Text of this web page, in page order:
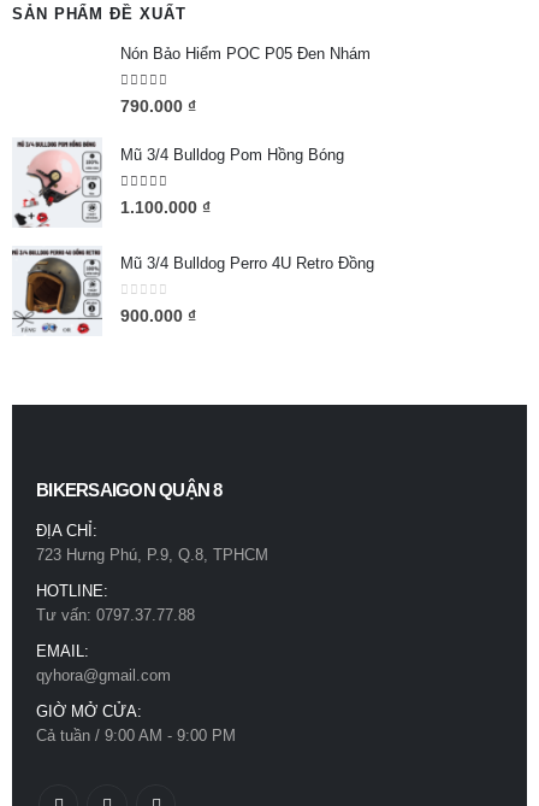
SẢN PHẨM ĐỀ XUẤT
Nón Bảo Hiểm POC P05 Đen Nhám
5.00 out of 5
790.000 ₫
Mũ 3/4 Bulldog Pom Hồng Bóng
5.00out of 5
1.100.000 ₫
Mũ 3/4 Bulldog Perro 4U Retro Đồng
0out of 5
900.000 ₫
BIKERSAIGON QUẬN 8
ĐỊA CHỈ:
723 Hưng Phú, P.9, Q.8, TPHCM
HOTLINE:
Tư vấn: 0797.37.77.88
EMAIL:
qyhora@gmail.com
GIỜ MỞ CỬA:
Cả tuần / 9:00 AM - 9:00 PM